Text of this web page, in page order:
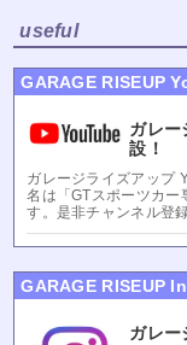
useful
GARAGE RISEUP
ガレー
設！
ガレージライズアップ
名は「GTスポーツカー
す。是非チャンネル登
GARAGE RISEUP
ガレー